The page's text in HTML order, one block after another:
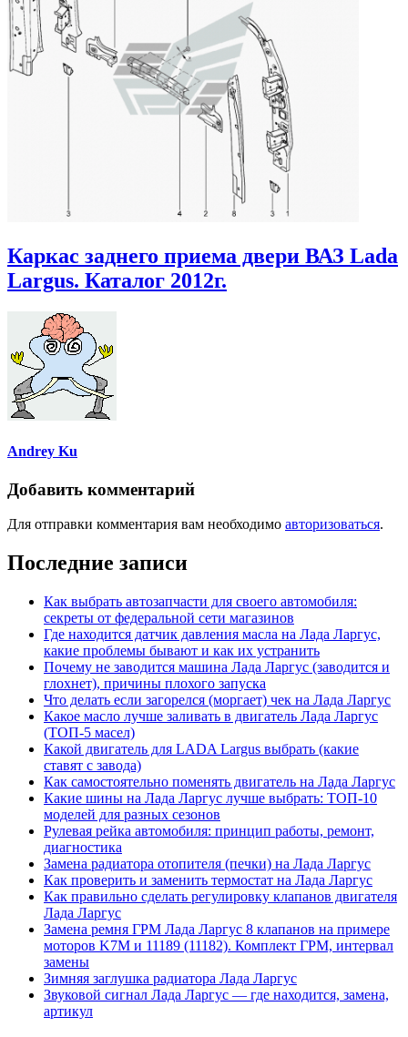
Каркас заднего приема двери ВАЗ Lada
Largus. Каталог 2012г.
Andrey Ku
Добавить комментарий
Для отправки комментария вам необходимо авторизоваться.
Последние записи
Как выбрать автозапчасти для своего автомобиля:
секреты от федеральной сети магазинов
Где находится датчик давления масла на Лада Ларгус,
какие проблемы бывают и как их устранить
Почему не заводится машина Лада Ларгус (заводится и
глохнет), причины плохого запуска
Что делать если загорелся (моргает) чек на Лада Ларгус
Какое масло лучше заливать в двигатель Лада Ларгус
(ТОП-5 масел)
Какой двигатель для LADA Largus выбрать (какие
ставят с завода)
Как самостоятельно поменять двигатель на Лада Ларгус
Какие шины на Лада Ларгус лучше выбрать: ТОП-10
моделей для разных сезонов
Рулевая рейка автомобиля: принцип работы, ремонт,
диагностика
Замена радиатора отопителя (печки) на Лада Ларгус
Как проверить и заменить термостат на Лада Ларгус
Как правильно сделать регулировку клапанов двигателя
Лада Ларгус
Замена ремня ГРМ Лада Ларгус 8 клапанов на примере
моторов K7M и 11189 (11182). Комплект ГРМ, интервал
замены
Зимняя заглушка радиатора Лада Ларгус
Звуковой сигнал Лада Ларгус — где находится, замена,
артикул